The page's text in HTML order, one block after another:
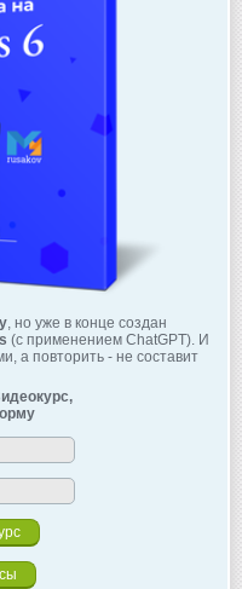
, но уже в конце создан
(с применением ChatGPT). И
а повторить - не составит